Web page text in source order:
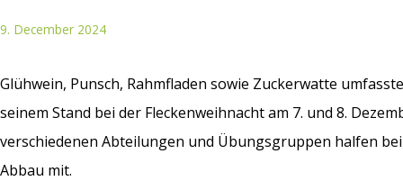
9. December 2024
Glühwein, Punsch, Rahmfladen sowie Zuckerwatte
seinem Stand bei der Fleckenweihnacht am 7. und 8.
verschiedenen Abteilungen und Übungsgruppen halfen
Abbau mit.